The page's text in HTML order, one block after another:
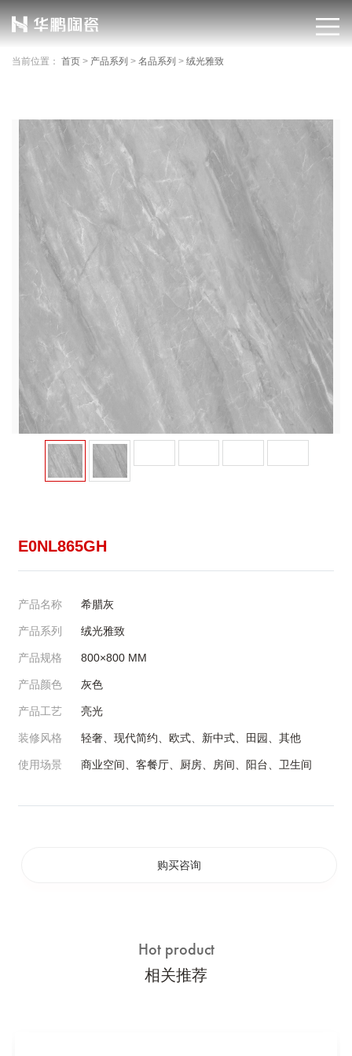
当前位置： 首页 > 产品系列 > 名品系列 > 绒光雅致
E0NL865GH
产品名称 希腊灰
产品系列 绒光雅致
产品规格 800×800 MM
产品颜色 灰色
产品工艺 亮光
装修风格 轻奢、现代简约、欧式、新中式、田园、其他
使用场景 商业空间、客餐厅、厨房、房间、阳台、卫生间
购买咨询
Hot product
相关推荐